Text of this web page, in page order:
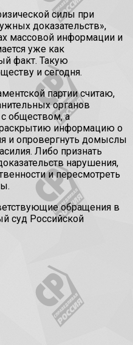
силы при
доказательств»,
массовой информации и
уже как
факт. Такую
и сегодня.
партии считаю,
органов
обществом, а
информацию о
и опровергнуть домыслы
Либо признать
нарушения,
и пересмотреть
обращения в
суд Российской